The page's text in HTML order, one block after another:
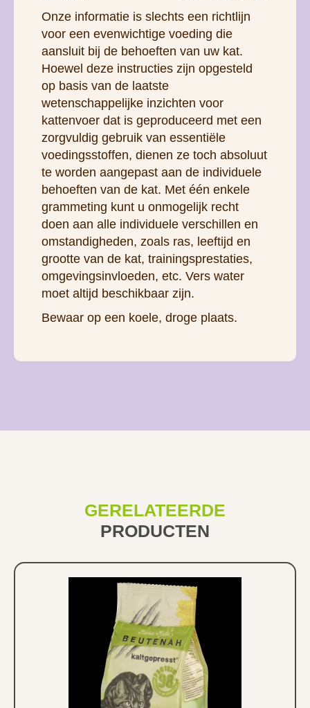
Onze informatie is slechts een richtlijn
voor een evenwichtige voeding die
aansluit bij de behoeften van uw kat.
Hoewel deze instructies zijn opgesteld
op basis van de laatste
wetenschappelijke inzichten voor
kattenvoer dat is geproduceerd met een
zorgvuldig gebruik van essentiële
voedingsstoffen, dienen ze toch absoluut
te worden aangepast aan de individuele
behoeften van de kat. Met één enkele
grammeting kunt u onmogelijk recht
doen aan alle individuele verschillen en
omstandigheden, zoals ras, leeftijd en
grootte van de kat, trainingsprestaties,
omgevingsinvloeden, etc. Vers water
moet altijd beschikbaar zijn.
Bewaar op een koele, droge plaats.
GERELATEERDE
PRODUCTEN